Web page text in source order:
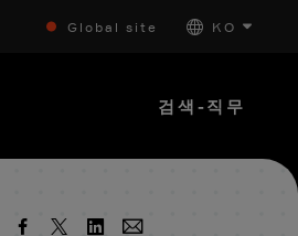
Global site KO
검색-직무